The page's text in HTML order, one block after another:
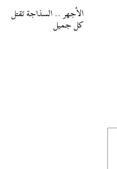
الأجهر .. السذاجة تقتل
كل جميل